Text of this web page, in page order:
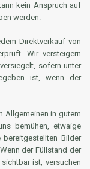
kein Anspruch auf
werden.
Direktverkauf von
Wir versteigern
sofern unter
ist, wenn der
Allgemeinen in gutem
bemühen, etwaige
Bilder
der Füllstand der
ist, versuchen